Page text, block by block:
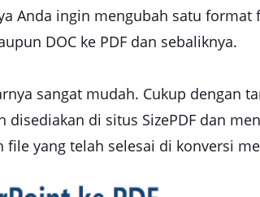
Anda ingin mengubah satu
DOC ke PDF dan sebaliknya.
sangat mudah. Cukup dengan
di situs SizePDF dan
yang telah selesai di konversi